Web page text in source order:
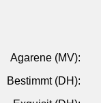
Agarene (MV):
Bestimmt (DH):